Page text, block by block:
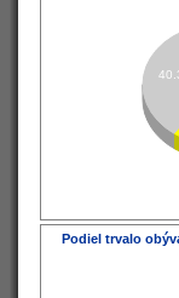
Podiel trvalo